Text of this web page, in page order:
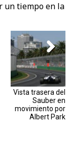
un tiempo en la
Vista trasera del
Sauber en
movimiento por
Albert Park